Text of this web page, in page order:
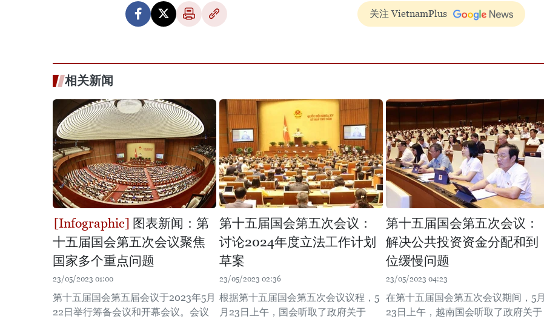
关注 VietnamPlus
相关新闻
图表新闻：第
十五届国会第五次会议聚焦
国家多个重点问题
23/05/2023 01:00
第十五届国会第五届会议于2023年5月
22日举行筹备会议和开幕会议。会议
第十五届国会第五次会议：
讨论2024年度立法工作计划
草案
23/05/2023 02:36
根据第十五届国会第五次会议议程，5
月23日上午，国会听取了政府关于
第十五届国会第五次会议：
解决公共投资资金分配和到
位缓慢问题
23/05/2023 04:23
在第十五届国会第五次会议期间，5月
23日上午，越南国会听取了政府关于